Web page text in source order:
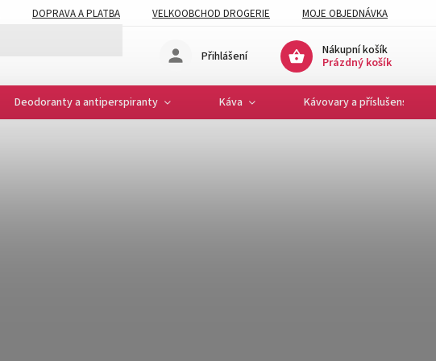
DOPRAVA A PLATBA VELKOOBCHOD DROGERIE MOJE OBJEDNÁVKA
Nákupní košík
Prázdný košík
Přihlášení
Deodoranty a antiperspiranty Káva Kávovary a příslušenství